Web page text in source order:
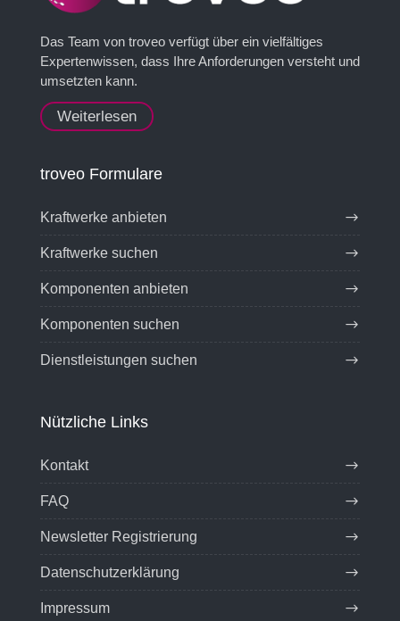
Das Team von troveo verfügt über ein vielfältiges
Expertenwissen, dass Ihre Anforderungen versteht und
umsetzten kann.
Weiterlesen
troveo Formulare
Kraftwerke anbieten
Kraftwerke suchen
Komponenten anbieten
Komponenten suchen
Dienstleistungen suchen
Nützliche Links
Kontakt
FAQ
Newsletter Registrierung
Datenschutzerklärung
Impressum